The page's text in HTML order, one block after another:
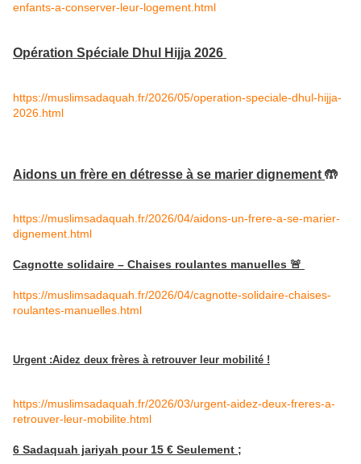
enfants-a-conserver-leur-logement.html
Opération Spéciale Dhul Hijja 2026
https://muslimsadaquah.fr/2026/05/operation-speciale-dhul-hijja-
2026.html
Aidons un frère en détresse à se marier dignement 🤲
https://muslimsadaquah.fr/2026/04/aidons-un-frere-a-se-marier-
dignement.html
Cagnotte solidaire – Chaises roulantes manuelles 🚨
https://muslimsadaquah.fr/2026/04/cagnotte-solidaire-chaises-
roulantes-manuelles.html
Urgent :Aidez deux frères à retrouver leur mobilité !
https://muslimsadaquah.fr/2026/03/urgent-aidez-deux-freres-a-
retrouver-leur-mobilite.html
6 Sadaquah jariyah pour 15 € Seulement ;